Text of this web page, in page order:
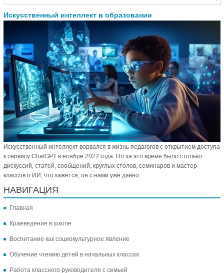
Искусственный интеллект в образовании
Искусственный интеллект ворвался в жизнь педагогов с открытием доступа
к сервису ChatGPT в ноябре 2022 года. Но за это время было столько
дискуссий, статей, сообщений, круглых столов, семинаров и мастер-
классов о ИИ, что кажется, он с нами уже давно.
НАВИГАЦИЯ
Главная
Краеведение в школе
Воспитание как социокультурное явление
Обучение чтению детей в начальных классах
Работа классного руководителя с семьей